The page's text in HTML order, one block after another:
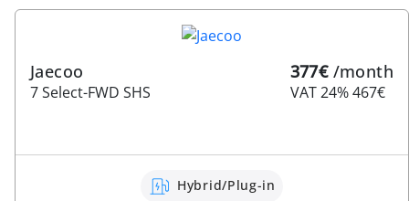
Jaecoo
7 Select-FWD SHS
377€/month
VAT 24% 467€
Hybrid/Plug-in